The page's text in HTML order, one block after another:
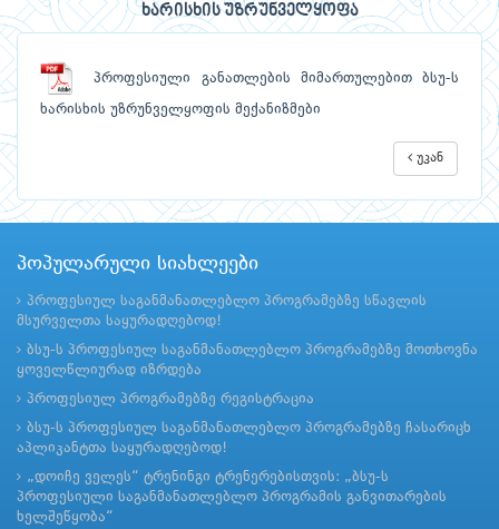
ხარისხის უზრუნველყოფა
პროფესიული განათლების მიმართულებით ბსუ-ს
ხარისხის უზრუნველყოფის მექანიზმები
უკან
პოპულარული სიახლეები
პროფესიულ საგანმანათლებლო პროგრამებზე სწავლის
მსურველთა საყურადღებოდ!
ბსუ-ს პროფესიულ საგანმანათლებლო პროგრამებზე მოთხოვნა
ყოველწლიურად იზრდება
პროფესიულ პროგრამებზე რეგისტრაცია
ბსუ-ს პროფესიულ საგანმანათლებლო პროგრამებზე ჩასარიცხ
აპლიკანტთა საყურადღებოდ!
„დოიჩე ველეს“ ტრენინგი ტრენერებისთვის: „ბსუ-ს
პროფესიული საგანმანათლებლო პროგრამის განვითარების
ხელშეწყობა“